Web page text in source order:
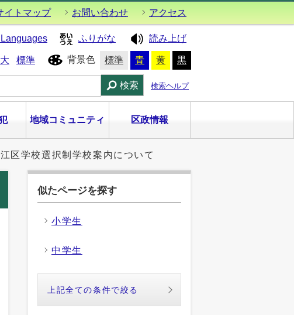
イトマップ お問い合わせ アクセス
ふりがな 読み上げ
標準 背景色 標準 青 黄 黒
検索 検索ヘルプ
地域コミュニティ 区政情報
区学校選択制学校案内について
似たページを探す
小学生
中学生
上記全ての条件で絞る